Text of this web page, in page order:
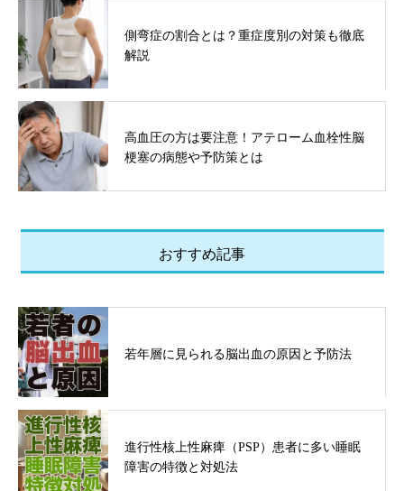
側弯症の割合とは？重症度別の対策も徹底
解説
高血圧の方は要注意！アテローム血栓性脳
梗塞の病態や予防策とは
おすすめ記事
若年層に見られる脳出血の原因と予防法
進行性核上性麻痺（PSP）患者に多い睡眠
障害の特徴と対処法